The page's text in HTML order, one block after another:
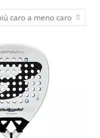
caro a meno caro